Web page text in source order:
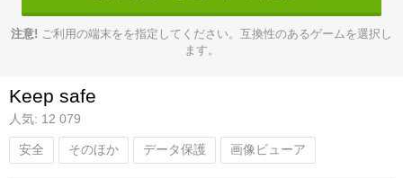
注意! ご利用の端末をを指定してください。互換性のあるゲームを選択し
ます。
Keep safe
人気: 12 079
安全 そのほか データ保護 画像ビューア